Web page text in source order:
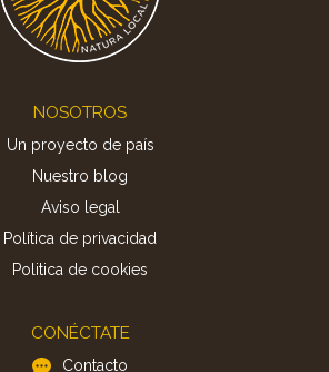
NOSOTROS
Un proyecto de país
Nuestro blog
Aviso legal
Política de privacidad
Politica de cookies
CONÉCTATE
Contacto